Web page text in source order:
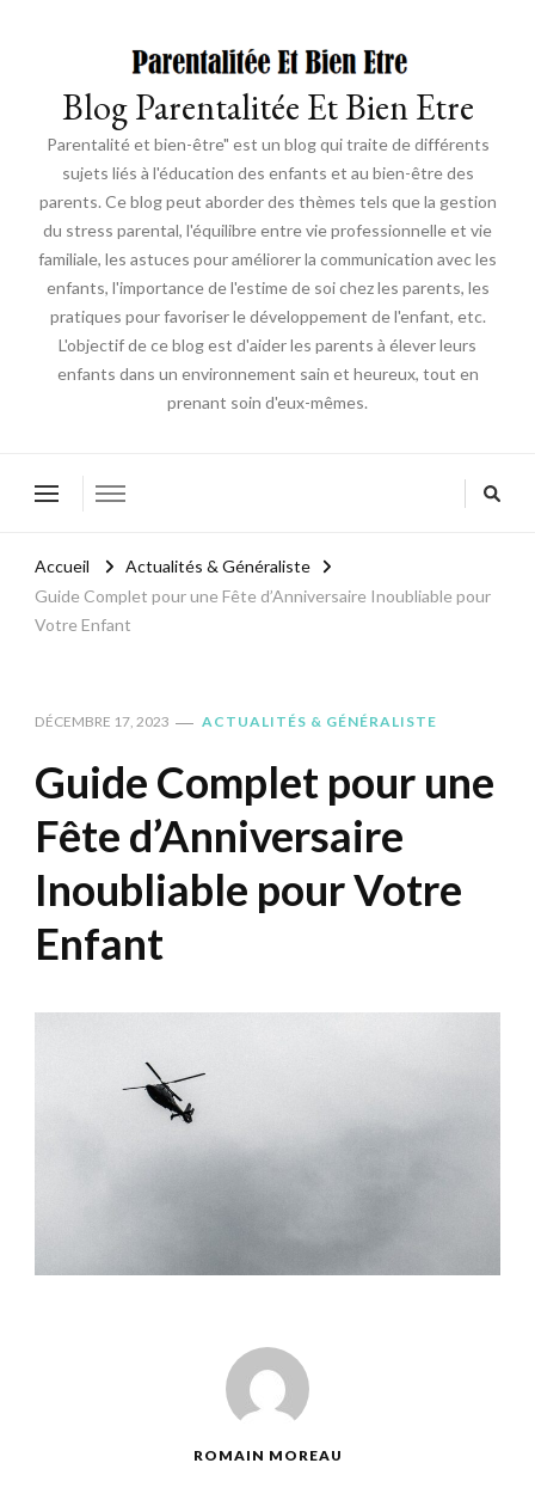
Blog Parentalitée Et Bien Etre
Parentalité et bien-être" est un blog qui traite de différents
sujets liés à l'éducation des enfants et au bien-être des
parents. Ce blog peut aborder des thèmes tels que la gestion
du stress parental, l'équilibre entre vie professionnelle et vie
familiale, les astuces pour améliorer la communication avec les
enfants, l'importance de l'estime de soi chez les parents, les
pratiques pour favoriser le développement de l'enfant, etc.
L'objectif de ce blog est d'aider les parents à élever leurs
enfants dans un environnement sain et heureux, tout en
prenant soin d'eux-mêmes.
Accueil
Actualités & Généraliste
Guide Complet pour une Fête d’Anniversaire Inoubliable pour
Votre Enfant
DÉCEMBRE 17, 2023 ACTUALITÉS & GÉNÉRALISTE
Guide Complet pour une
Fête d’Anniversaire
Inoubliable pour Votre
Enfant
ROMAIN MOREAU